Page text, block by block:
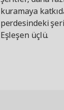
kuramaya
perdesindeki
Eşleşen üçlü.